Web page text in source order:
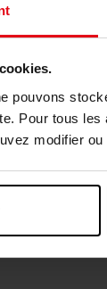
pouvons
Pour tous
modifier